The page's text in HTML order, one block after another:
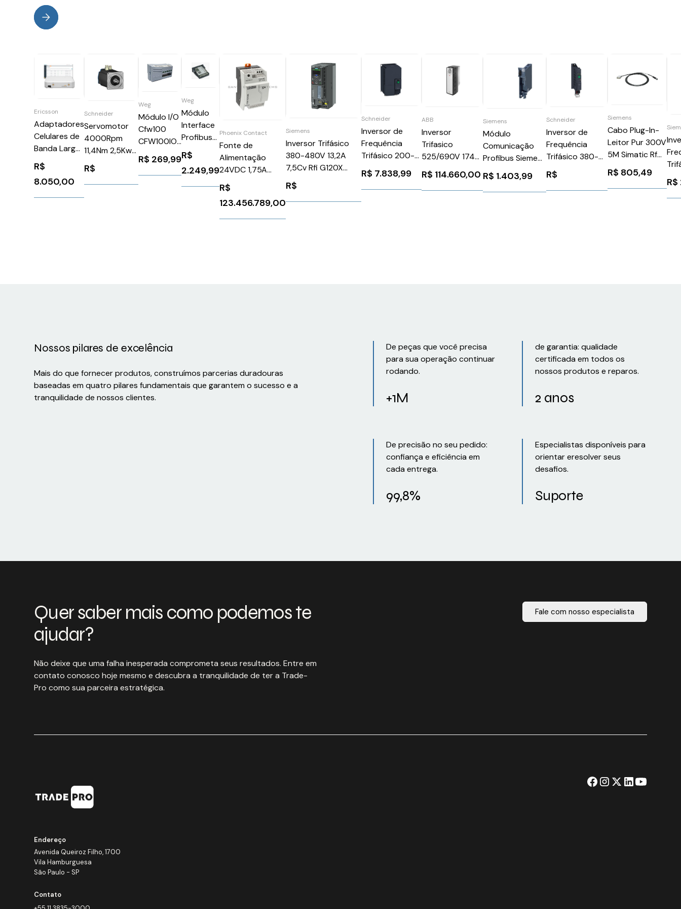
Ericsson
Adaptadores
Celulares de
Banda Larga
5G-C W1850
W1850 5G-C
Wideband
Adapter
R$
8.050,00
Schneider
Servomotor
4000Rpm
11,4Nm 2,5Kw
Ip50Schneider
BSH1401P11F1A
R$
Weg
Módulo I/O
Cfw100
CFW100IOP
Weg
14409627
R$ 269,99
Weg
Módulo
Interface
Profibus
Dp Cfw11
Weg
11008107
R$
2.249,99
Phoenix Contact
Fonte de
Alimentação
24VDC 1,75A
Phoenix Contact
STEP-PS
2868648
R$
123.456.789,00
Siemens
Inversor Trifásico
380-480V 13,2A
7,5Cv Rfi G120X
Siemens
6SL32203YE220AF0
R$
Schneider
Inversor de
Frequência
Trifásico 200-
240v 66a 20CV
Schneider
ATV320D15M3C
R$ 7.838,99
ABB
Inversor
Trifasico
525/690V 174A
216CV
ACS88001174A7
ABB 1299604
R$ 114.660,00
Siemens
Módulo
Comunicação
Profibus Siemens
3RW59800CP00
R$ 1.403,99
Schneider
Inversor de
Frequência
Trifásico 380-
500v 2,3a 1CV
Atv320
Schneider
R$
Siemens
Cabo Plug-In-
Leitor Pur 300V
5M Simatic Rf
Siemens
6GT20914LH50
R$ 805,49
Rfi
R$
Nossos pilares de excelência
Mais do que fornecer produtos, construímos parcerias duradouras
baseadas em quatro pilares fundamentais que garantem o sucesso e a
tranquilidade de nossos clientes.
De peças que você precisa
para sua operação continuar
rodando.
+1M
de garantia: qualidade
certificada em todos os
nossos produtos e reparos.
2 anos
De precisão no seu pedido:
confiança e eficiência em
cada entrega.
99,8%
Especialistas disponíveis para
orientar eresolver seus
desafios.
Suporte
Quer saber mais como podemos te
ajudar?
Não deixe que uma falha inesperada comprometa seus resultados. Entre em
contato conosco hoje mesmo e descubra a tranquilidade de ter a Trade-
Pro como sua parceira estratégica.
Fale com nosso especialista
Endereço
Avenida Queiroz Filho, 1700
Vila Hamburguesa
São Paulo - SP
Contato